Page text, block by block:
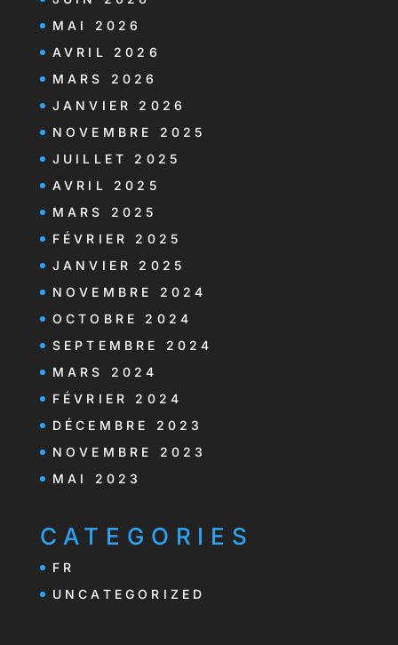
MAI 2026
AVRIL 2026
MARS 2026
JANVIER 2026
NOVEMBRE 2025
JUILLET 2025
AVRIL 2025
MARS 2025
FÉVRIER 2025
JANVIER 2025
NOVEMBRE 2024
OCTOBRE 2024
SEPTEMBRE 2024
MARS 2024
FÉVRIER 2024
DÉCEMBRE 2023
NOVEMBRE 2023
MAI 2023
CATEGORIES
FR
UNCATEGORIZED